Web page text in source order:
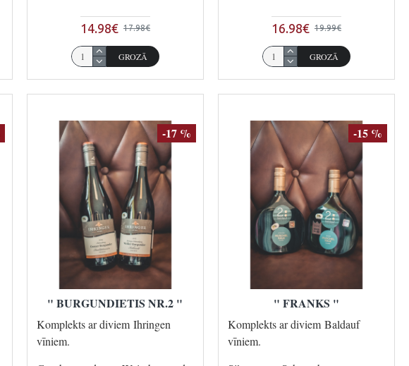
14.98€ 17.98€
GROZĀ
16.98€ 19.99€
GROZĀ
-17 %
" BURGUNDIETIS NR.2 "
Komplekts ar diviem Ihringen
vīniem.
-15 %
" FRANKS "
Komplekts ar diviem Baldauf
vīniem.